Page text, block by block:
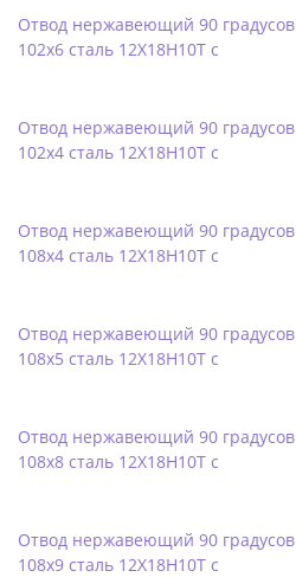
Отвод нержавеющий 90 градусов
102х6 сталь 12Х18Н10Т с
Отвод нержавеющий 90 градусов
102х4 сталь 12Х18Н10Т с
Отвод нержавеющий 90 градусов
108х4 сталь 12Х18Н10Т с
Отвод нержавеющий 90 градусов
108х5 сталь 12Х18Н10Т с
Отвод нержавеющий 90 градусов
108х8 сталь 12Х18Н10Т с
Отвод нержавеющий 90 градусов
108х9 сталь 12Х18Н10Т с